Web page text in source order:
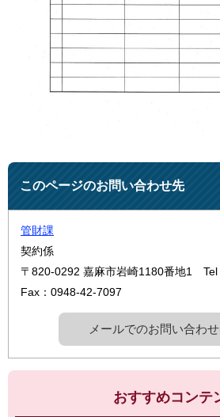
このページのお問い合わせ先
管財課
契約係
〒820-0292 嘉麻市岩崎1180番地1
Fax：0948-42-7097
メールでのお問い合わ
おすすめコンテ